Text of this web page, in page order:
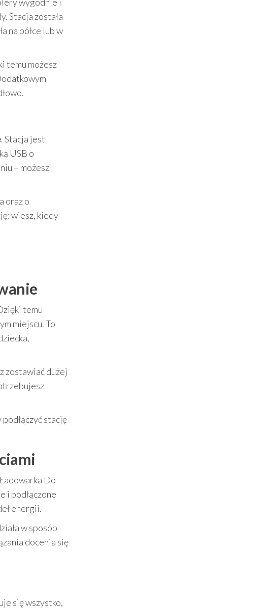
Stacja została
na półce lub w
temu możesz
. Stacja jest
USB o
– możesz
oraz o
wiesz, kiedy
temu
miejscu. To
zostawiać dużej
stację
Do
i podłączone
energii.
w sposób
docenia się
się wszystko,